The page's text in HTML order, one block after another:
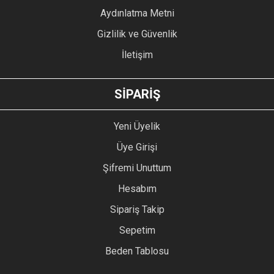
GÖNDER
Aydınlatma Metni
Gizlilik ve Güvenlik
İletişim
SİPARİŞ
Yeni Üyelik
Üye Girişi
Şifremi Unuttum
Hesabım
Sipariş Takip
Sepetim
Beden Tablosu